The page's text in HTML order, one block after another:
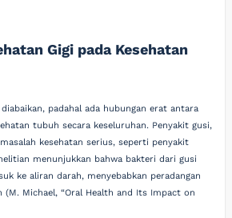
Gigi pada Kesehatan
padahal ada hubungan erat antara
tubuh secara keseluruhan. Penyakit gusi,
kesehatan serius, seperti penyakit
menunjukkan bahwa bakteri dari gusi
ke aliran darah, menyebabkan peradangan
(M. Michael, “Oral Health and Its Impact on